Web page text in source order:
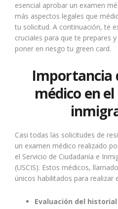
esencial aprobar un examen
más aspectos legales que
tu solicitud. A continuación, te
cruciales para que te prepares
poner en riesgo tu green card.
Importancia
médico en
Casi todas las solicitudes de
un examen médico realizado
el Servicio de Ciudadanía e
(USCIS). Estos médicos,
únicos habilitados para realizar
Evaluación del